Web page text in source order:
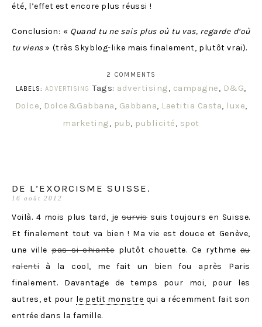
été, l’effet est encore plus réussi !
Conclusion: « Quand tu ne sais plus où tu vas, regarde d’où
tu viens» (très Skyblog-like mais finalement, plutôt vrai).
2 COMMENTS
LABELS:ADVERTISING Tags: advertising, campagne, D&G,
Dolce, Dolce&Gabbana, Gabbana, Laetitia Casta, luxe,
marketing, pub, publicité, spot
DE L’EXORCISME SUISSE.
16 août 2012
Voilà. 4 mois plus tard, jesurvissuis toujours en Suisse.
Et finalement tout va bien ! Ma vie est douce et Genève,
une villepas si chianteplutôt chouette. Ce rythmeau
ralentià la cool, me fait un bien fou après Paris
finalement. Davantage de temps pour moi, pour les
autres, et pour le petit monstre qui a récemment fait son
entrée dans la famille.